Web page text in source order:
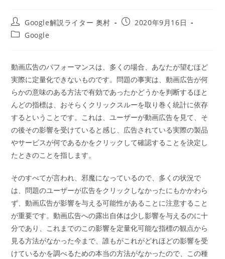
投
稿
者:
Google解説ライター 奥村
投
2020年9月16日
投
テ
ゴ
リ
ー:
Google
動画広告のパフォーマンスは、多くの場合、あなたが望むほど
実際に定量化できないものです。問題の事実は、動画広告が何
らかの意味のある方法で有効であったかどうかを判断するほと
んどの指標は、おそらくクリックスルーを取り巻く統計に依存
するということです。これは、ユーザーが動画広告を見て、そ
の後その影響を受けていると感じ、広告されている実際の製品
やサービスが何であるかをクリックして確認することを決定し
たときのことを指します。
そのすべてが言われ、邪魔になっているので、多くの状況で
は、問題のユーザーが広告をクリックしなかったにもかかわら
ず、動画広告が影響を与える可能性があることに注意すること
が重要です。動画広告への露出自体は少し影響を与えるのに十
分であり、これまでのこの影響を定量化可能な指標の観点から
見る方法がなかった今まで、誰もがこれがどれほどの影響を受
けているかを調べるための本当の方法がなかったので、この種